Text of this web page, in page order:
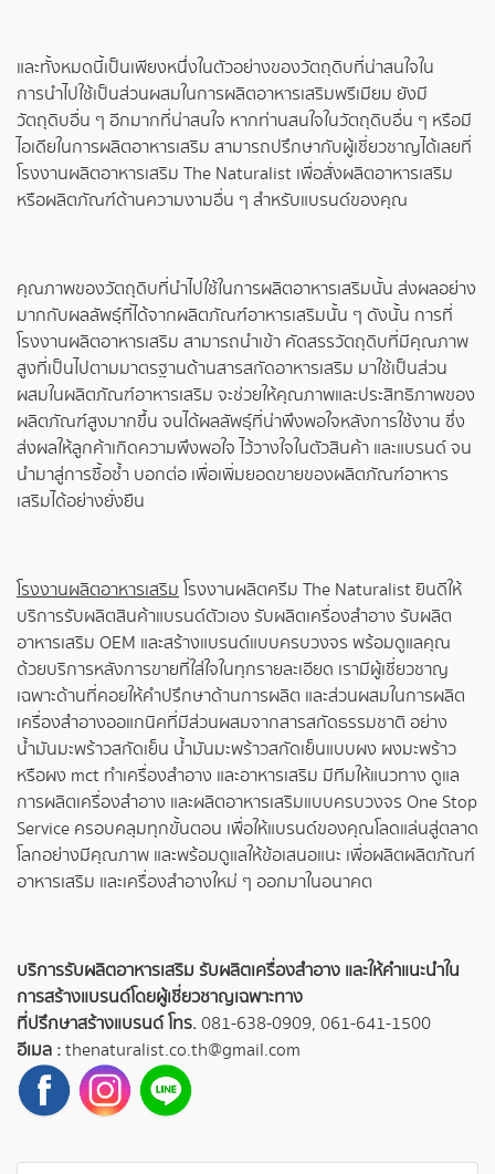
และทั้งหมดนี้เป็นเพียงหนึ่งในตัวอย่างของวัตถุดิบที่น่าสนใจใน
การนำไปใช้เป็นส่วนผสมในการผลิตอาหารเสริมพรีเมียม ยังมี
วัตถุดิบอื่น ๆ อีกมากที่น่าสนใจ หากท่านสนใจในวัตถุดิบอื่น ๆ หรือมี
ไอเดียในการผลิตอาหารเสริม สามารถปรึกษากับผู้เชี่ยวชาญได้เลยที่
โรงงานผลิตอาหารเสริม The Naturalist เพื่อสั่งผลิตอาหารเสริม
หรือผลิตภัณฑ์ด้านความงามอื่น ๆ สำหรับแบรนด์ของคุณ
คุณภาพของวัตถุดิบที่นำไปใช้ในการผลิตอาหารเสริมนั้น ส่งผลอย่าง
มากกับผลลัพธุ์ที่ได้จากผลิตภัณฑ์อาหารเสริมนั้น ๆ ดังนั้น การที่
โรงงานผลิตอาหารเสริม สามารถนำเข้า คัดสรรวัตถุดิบที่มีคุณภาพ
สูงที่เป็นไปตามมาตรฐานด้านสารสกัดอาหารเสริม มาใช้เป็นส่วน
ผสมในผลิตภัณฑ์อาหารเสริม จะช่วยให้คุณภาพและประสิทธิภาพของ
ผลิตภัณฑ์สูงมากขึ้น จนได้ผลลัพธุ์ที่น่าพึงพอใจหลังการใช้งาน ซึ่ง
ส่งผลให้ลูกค้าเกิดความพึงพอใจ ไว้วางใจในตัวสินค้า และแบรนด์ จน
นำมาสู่การซื้อซ้ำ บอกต่อ เพื่อเพิ่มยอดขายของผลิตภัณฑ์อาหาร
เสริมได้อย่างยั่งยืน
โรงงานผลิตอาหารเสริมโรงงานผลิตครีม The Naturalist ยินดีให้
บริการรับผลิตสินค้าแบรนด์ตัวเอง รับผลิตเครื่องสำอาง รับผลิต
อาหารเสริม OEM และสร้างแบรนด์แบบครบวงจร พร้อมดูแลคุณ
ด้วยบริการหลังการขายที่ใส่ใจในทุกรายละเอียด เรามีผู้เชี่ยวชาญ
เฉพาะด้านที่คอยให้คำปรึกษาด้านการผลิต และส่วนผสมในการผลิต
เครื่องสำอางออแกนิคที่มีส่วนผสมจากสารสกัดธรรมชาติ อย่าง
น้ำมันมะพร้าวสกัดเย็น น้ำมันมะพร้าวสกัดเย็นแบบผง ผงมะพร้าว
หรือผง mct ทำเครื่องสำอาง และอาหารเสริม มีทีมให้แนวทาง ดูแล
การผลิตเครื่องสำอาง และผลิตอาหารเสริมแบบครบวงจร One Stop
Service ครอบคลุมทุกขั้นตอน เพื่อให้แบรนด์ของคุณโลดแล่นสู่ตลาด
โลกอย่างมีคุณภาพ และพร้อมดูแลให้ข้อเสนอแนะ เพื่อผลิตผลิตภัณฑ์
อาหารเสริม และเครื่องสำอางใหม่ ๆ ออกมาในอนาคต
บริการรับผลิตอาหารเสริม รับผลิตเครื่องสำอาง และให้คำแนะนำใน
การสร้างแบรนด์โดยผู้เชี่ยวชาญเฉพาะทาง
ที่ปรึกษาสร้างแบรนด์ โทร.081-638-0909, 061-641-1500
อีเมล :thenaturalist.co.th@gmail.com